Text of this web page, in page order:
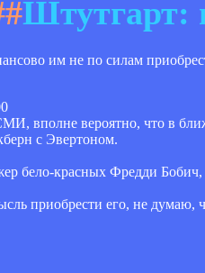
Штутгарт:
им не по силам
вполне вероятно, что в
с Эвертоном.
бело-красных Фредди Бобич,
приобрести его, не думаю,